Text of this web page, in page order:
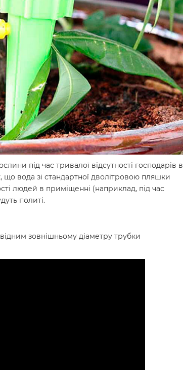
під час тривалої відсутності господарів в
вода зі стандартної дволітровою пляшки
людей в приміщенні (наприклад, під час
политі.
зовнішньому діаметру трубки